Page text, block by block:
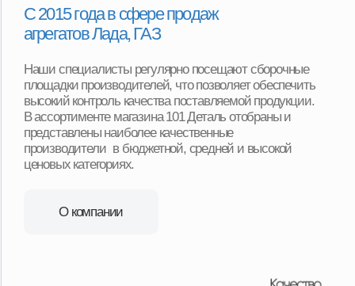
Срочная доставка «до двери»
наших покупателей.
Смотреть отзывы